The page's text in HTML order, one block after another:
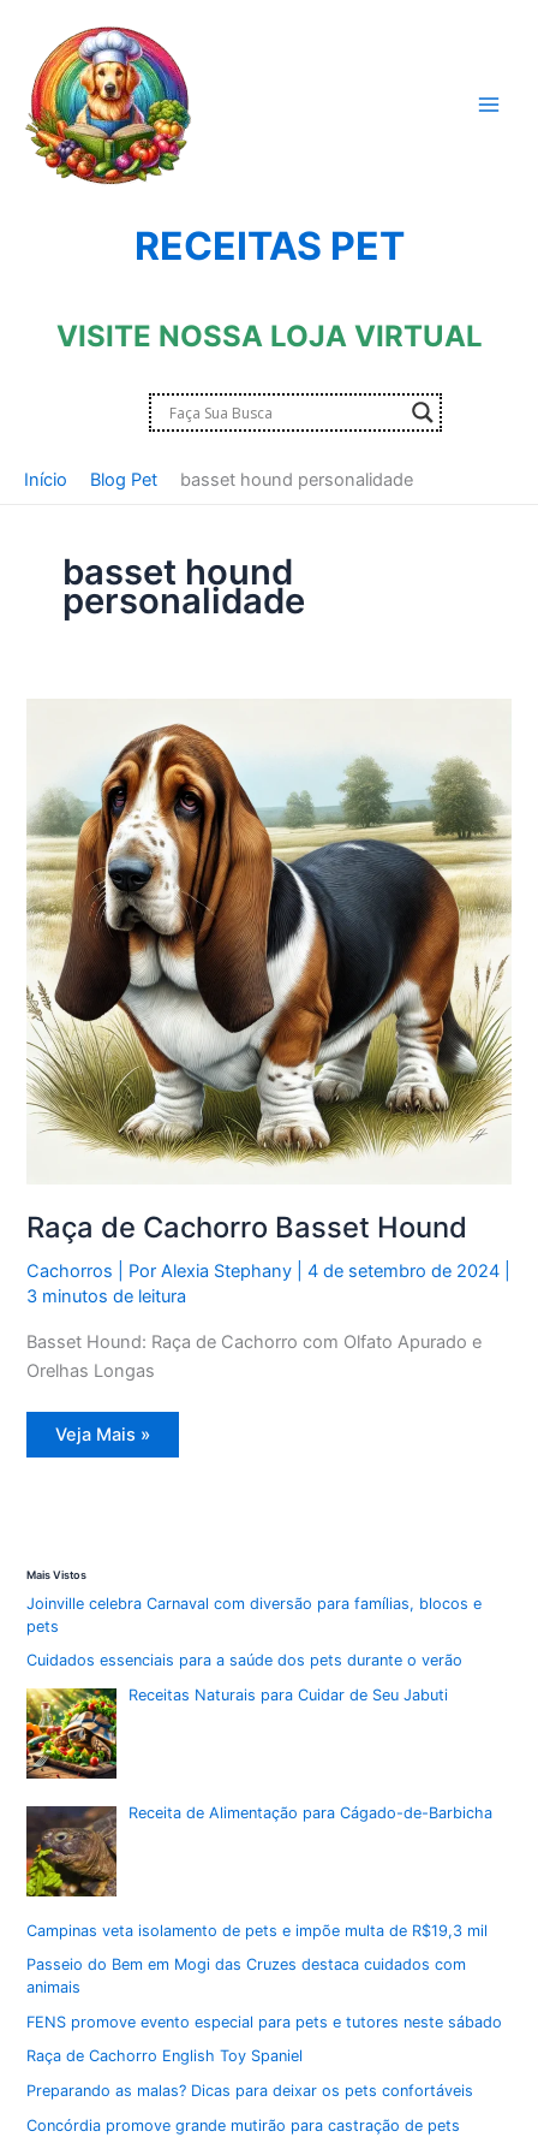
conteúdo
RECEITAS PET
VISITE NOSSA LOJA VIRTUAL
Início Blog Pet basset hound personalidade
basset hound
personalidade
Raça de Cachorro Basset Hound
Cachorros | PorAlexia Stephany |4 de setembro de 2024
3 minutos de leitura
Basset Hound: Raça de Cachorro com Olfato Apurado e
Orelhas Longas
Raça
de
Veja Mais »
Mais Vistos
Joinville celebra Carnaval com diversão para famílias, blocos e
pets
Cuidados essenciais para a saúde dos pets durante o verão
Receitas Naturais para Cuidar de Seu Jabuti
Receita de Alimentação para Cágado-de-Barbicha
Campinas veta isolamento de pets e impõe multa de R$19,3 mil
Passeio do Bem em Mogi das Cruzes destaca cuidados com
animais
FENS promove evento especial para pets e tutores neste sábado
Raça de Cachorro English Toy Spaniel
Preparando as malas? Dicas para deixar os pets confortáveis
Concórdia promove grande mutirão para castração de pets